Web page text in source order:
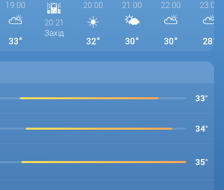
19:00
⛅
33°
🌇
20:21
Захід
20:00
☀️
32°
21:00
🌤️
30°
22:00
⛅
30°
23:00
⛅
28°
33°
34°
35°